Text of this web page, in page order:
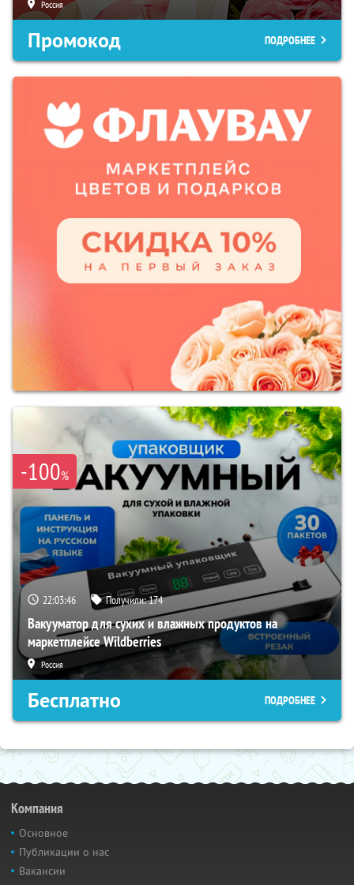
Россия
Промокод ПОДРОБНЕЕ
-100%
22:03:45 Получили:174
Вакууматор для сухих и влажных продуктов на
маркетплейсе Wildberries
Россия
Бесплатно ПОДРОБНЕЕ
Компания
Основное
Публикации о нас
Вакансии